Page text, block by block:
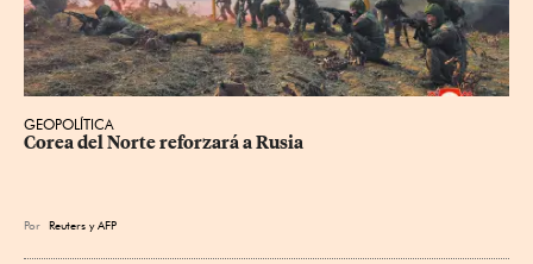
GEOPOLÍTICA
Corea del Norte reforzará a Rusia
Por Reuters yAFP